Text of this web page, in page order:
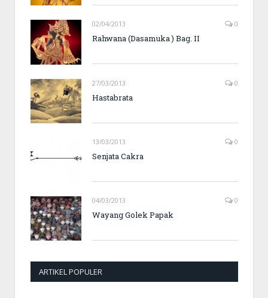
02/04/2013 0
Rahwana (Dasamuka ) Bag. II
27/03/2013 0
Hastabrata
13/03/2013 0
Senjata Cakra
04/03/2013 0
Wayang Golek Papak
ARTIKEL POPULER